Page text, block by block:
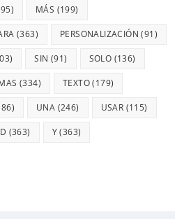
MÁS (199)
(363) PERSONALIZACIÓN (91)
SIN (91) SOLO (136)
(334) TEXTO(179)
UNA (246) USAR (115)
(363) Y(363)